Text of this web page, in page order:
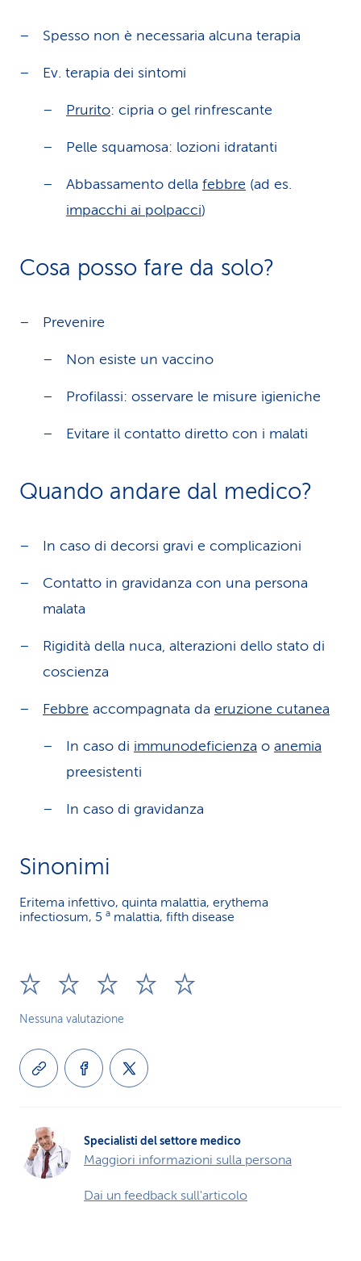
Spesso non è necessaria alcuna terapia
Ev. terapia dei sintomi
Prurito: cipria o gel rinfrescante
Pelle squamosa: lozioni idratanti
Abbassamento della febbre (ad es.
impacchi ai polpacci)
Cosa posso fare da solo?
Prevenire
Non esiste un vaccino
Profilassi: osservare le misure igieniche
Evitare il contatto diretto con i malati
Quando andare dal medico?
In caso di decorsi gravi e complicazioni
Contatto in gravidanza con una persona
malata
Rigidità della nuca, alterazioni dello stato di
coscienza
Febbre accompagnata da eruzione cutanea
In caso di immunodeficienza o anemia
preesistenti
In caso di gravidanza
Sinonimi
Eritema infettivo, quinta malattia, erythema
infectiosum, 5 a malattia, fifth disease
Nessuna valutazione
Specialisti del settore medico
Maggiori informazioni sulla persona
Dai un feedback sull'articolo